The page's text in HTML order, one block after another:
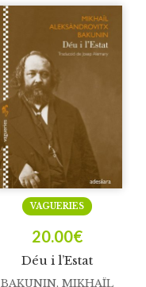
Déu i l’Estat
VAGUERIES
20.00€
BAKUNIN, MIKHAÏL